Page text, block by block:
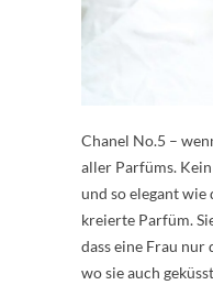
Chanel No.5 –
aller Parfüms.
und so elegant wie
kreierte Parfüm.
dass eine Frau
wo sie auch